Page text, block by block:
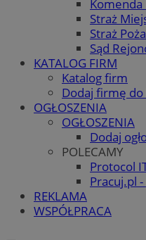
Komenda
Straż
Straż
Sąd
KATALOG FIRM
Katalog firm
Dodaj firmę do
OGŁOSZENIA
OGŁOSZENIA
Dodaj
POLECAMY
Protocol
Pracuj.pl
REKLAMA
WSPÓŁPRACA